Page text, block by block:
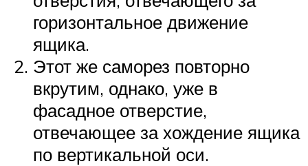
горизонтальное движение
ящика.
Этот же саморез повторно
вкрутим, однако, уже в
фасадное отверстие,
отвечающее за хождение ящика
по вертикальной оси.